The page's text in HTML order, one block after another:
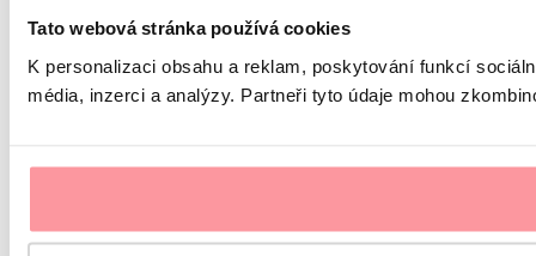
Tato webová stránka používá cookies
K personalizaci obsahu a reklam, poskytování funkcí
média, inzerci a analýzy. Partneři tyto údaje mohou